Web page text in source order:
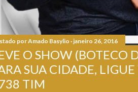
porAmado Basylio janeiro 26, 2016
O SHOW (BOTECO
SUA CIDADE,
TIM